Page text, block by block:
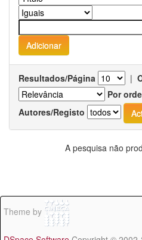
Resultados/Página |
Por
Autores/Registo
A pesquisa não
Theme by